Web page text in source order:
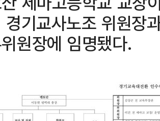
기교사노조 위원장
원장에 임명됐다.